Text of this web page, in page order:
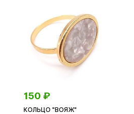
150 ₽
КОЛЬЦО "ВОЯЖ"